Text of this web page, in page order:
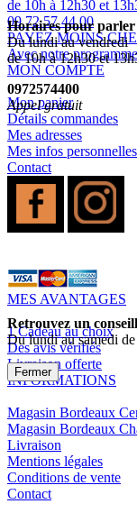
de 10h à 12h30 et
09 72 57 44 00
PAYEZ MOINS
Avec notre
MON COMPTE
Mon panier
Détails commandes
Mes adresses
Mes infos personnelles
Contact
MES AVANTAGES
1 Cadeau au choix
Des avis vérifiés
Livraison offerte
INFORMATIONS
Magasin Bordeaux
Magasin Bordeaux
Livraison
Mentions légales
Conditions de vente
Contact
Horaires pour parler
Du lundi au vendredi
de 10h à 12h30 et
0972574400
Appel gratuit
Retrouvez un
Du lundi au samedi
Fermer